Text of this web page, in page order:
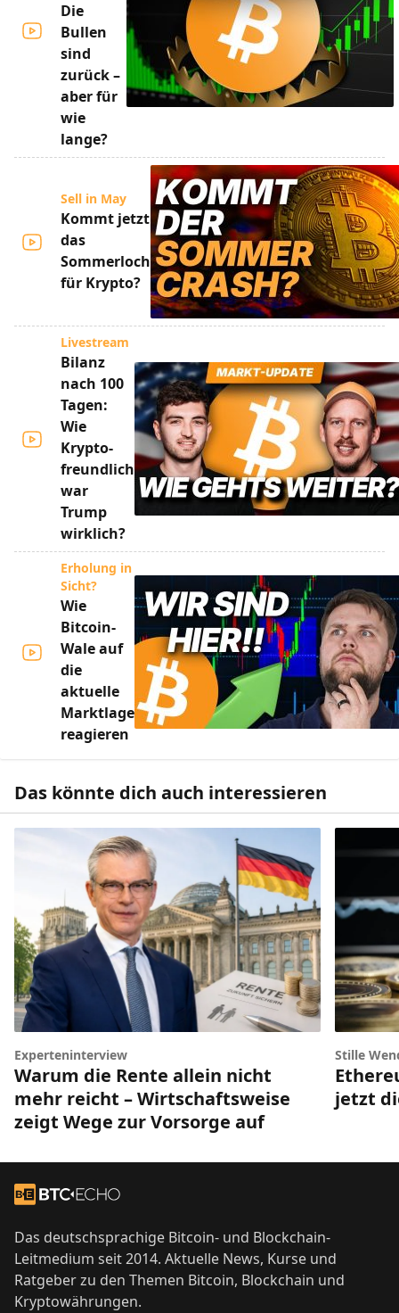
Die
Bullen
sind
zurück –
aber für
wie
lange?
Sell in May
Kommt jetzt
das
Sommerloch
für Krypto?
Livestream
Bilanz
nach 100
Tagen:
Wie
Krypto-
freundlich
war
Trump
wirklich?
Erholung in
Sicht?
Wie
Bitcoin-
Wale auf
die
aktuelle
Marktlage
reagieren
Das könnte dich auch interessieren
Experteninterview
Warum die Rente allein nicht
mehr reicht – Wirtschaftsweise
zeigt Wege zur Vorsorge auf
Stille
jetzt
Zur Startseite
Das deutschsprachige Bitcoin- und Blockchain-
Leitmedium seit 2014. Aktuelle News, Kurse und
Ratgeber zu den Themen Bitcoin, Blockchain und
Kryptowährungen.